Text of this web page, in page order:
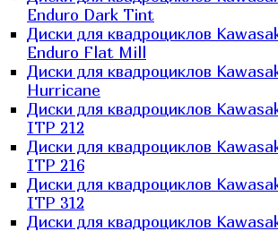
Enduro Dark Tint
Диски для квадроциклов
Enduro Flat Mill
Диски для квадроциклов
Hurricane
Диски для квадроциклов
ITP 212
Диски для квадроциклов
ITP 216
Диски для квадроциклов
ITP 312
Диски для квадроциклов